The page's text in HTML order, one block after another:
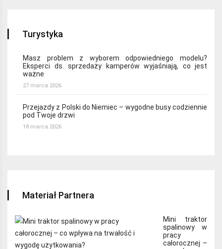
Turystyka
Masz problem z wyborem odpowiedniego modelu?
Eksperci ds. sprzedaży kamperów wyjaśniają, co jest
ważne
27 marca 2026
Przejazdy z Polski do Niemiec – wygodne busy codziennie
pod Twoje drzwi
18 marca 2026
Materiał Partnera
Mini traktor
spalinowy w
pracy
całorocznej –